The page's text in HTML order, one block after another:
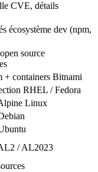
CVE, détails
écosystème dev (npm,
source
+ containers Bitnami
RHEL / Fedora
Linux
/ AL2023